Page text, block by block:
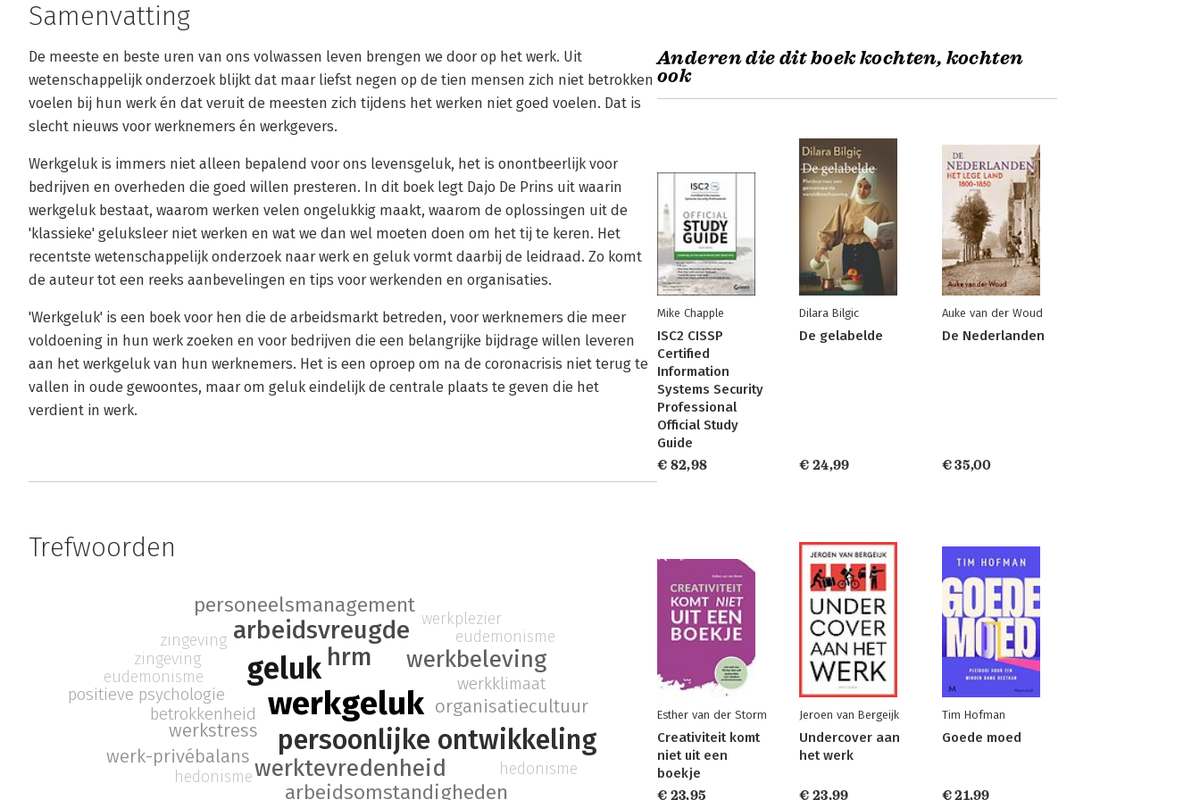
Samenvatting
De meeste en beste uren van ons volwassen leven brengen we door op het werk. Uit
wetenschappelijk onderzoek blijkt dat maar liefst negen op de tien mensen zich niet betrokken
voelen bij hun werk én dat veruit de meesten zich tijdens het werken niet goed voelen. Dat is
slecht nieuws voor werknemers én werkgevers.
Werkgeluk is immers niet alleen bepalend voor ons levensgeluk, het is onontbeerlijk voor
bedrijven en overheden die goed willen presteren. In dit boek legt Dajo De Prins uit waarin
werkgeluk bestaat, waarom werken velen ongelukkig maakt, waarom de oplossingen uit de
'klassieke' geluksleer niet werken en wat we dan wel moeten doen om het tij te keren. Het
recentste wetenschappelijk onderzoek naar werk en geluk vormt daarbij de leidraad. Zo komt
de auteur tot een reeks aanbevelingen en tips voor werkenden en organisaties.
'Werkgeluk' is een boek voor hen die de arbeidsmarkt betreden, voor werknemers die meer
voldoening in hun werk zoeken en voor bedrijven die een belangrijke bijdrage willen leveren
aan het werkgeluk van hun werknemers. Het is een oproep om na de coronacrisis niet terug te
vallen in oude gewoontes, maar om geluk eindelijk de centrale plaats te geven die het
verdient in werk.
Trefwoorden
werkgeluk
geluk
persoonlijke ontwikkeling
hrm
arbeidsvreugde
werkbeleving
werktevredenheid
arbeidsomstandigheden
personeelsmanagement
organisatiecultuur
werkstress
werk-privébalans
betrokkenheid
positieve psychologie
werkklimaat
eudemonisme
hedonisme
zingeving
werkplezier
eudemonisme
hedonisme
zingeving
Anderen die dit boek kochten, kochten
ook
Mike Chapple
ISC2 CISSP
Certified
Information
Systems Security
Professional
Official Study
Guide
€ 82,98
Dilara Bilgic
De gelabelde
€ 24,99
Auke van der Woud
De Nederlanden
€ 35,00
Esther van der Storm
Creativiteit komt
niet uit een
boekje
€ 23,95
Jeroen van Bergeijk
Undercover aan
het werk
€ 23,99
Tim Hofman
Goede moed
€ 21,99